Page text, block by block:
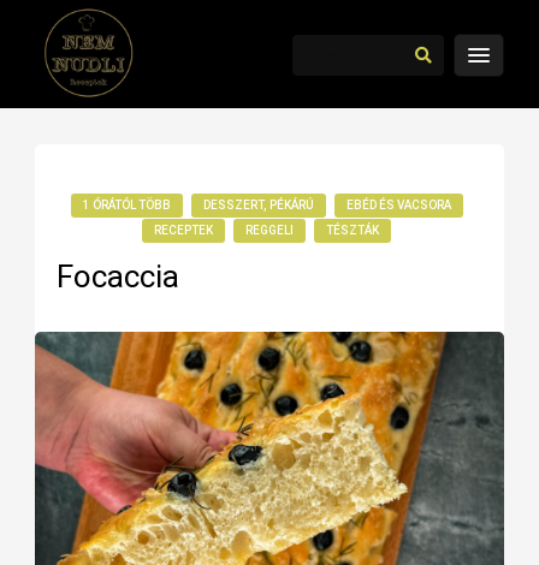
1 ÓRÁTÓL TÖBB DESSZERT, PÉKÁRÚ
EBÉD ÉS VACSORA
RECEPTEK
REGGELI TÉSZTÁK
Focaccia